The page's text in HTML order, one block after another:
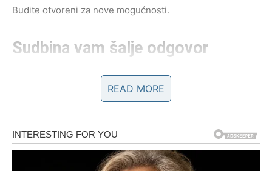
Budite otvoreni za nove mogućnosti.
Sudbina vam šalje odgovor
Pred vama su zanimljivi trenuci.
Ljubavna sreća dolazi u velikom talasu.
READ MORE